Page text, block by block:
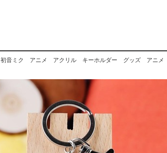
初音ミク アニメ アクリル キーホルダー グッズ アニ